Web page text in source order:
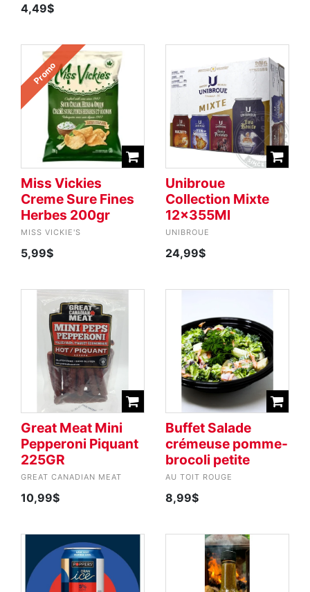
4,49$
Promo
Miss Vickies
Creme Sure Fines
Herbes 200gr
MISS VICKIE'S
5,99$
Unibroue
Collection Mixte
12x355Ml
UNIBROUE
24,99$
Great Meat Mini
Pepperoni Piquant
225GR
GREAT CANADIAN MEAT
10,99$
Buffet Salade
crémeuse pomme-
brocoli petite
AU TOIT ROUGE
8,99$